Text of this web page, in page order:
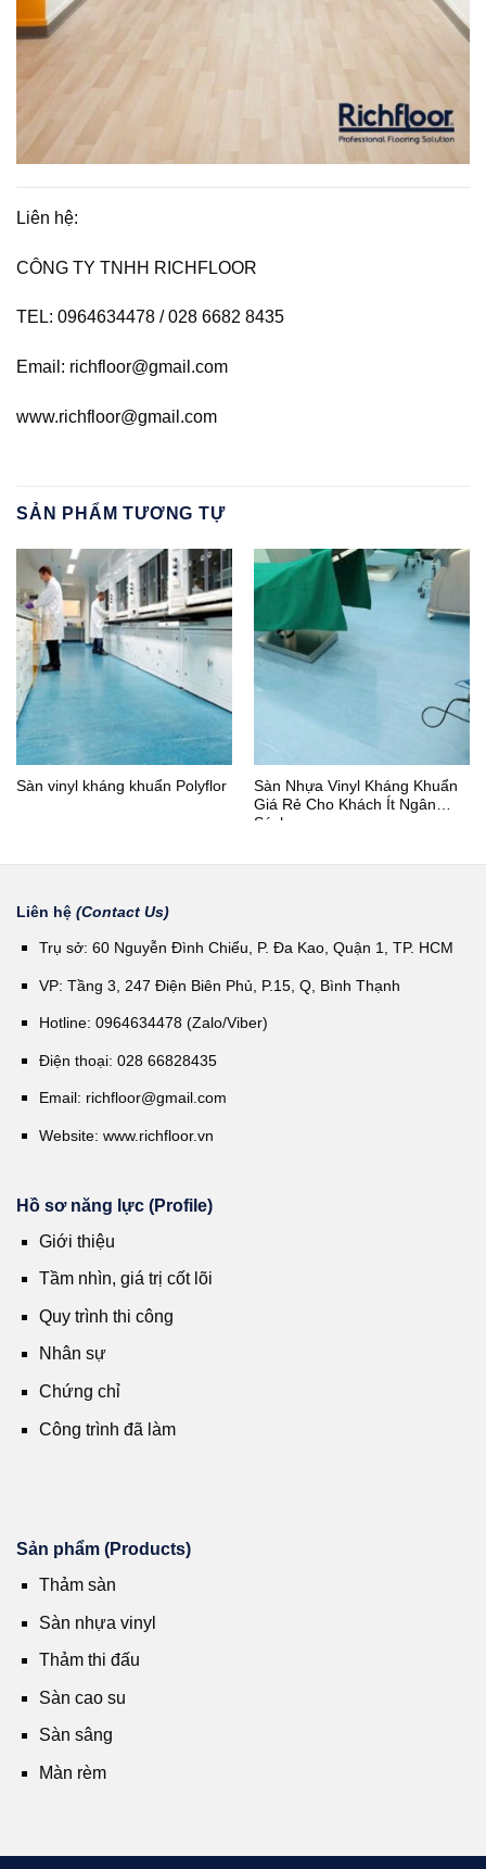
Liên hệ:
CÔNG TY TNHH RICHFLOOR
TEL: 0964634478 / 028 6682 8435
Email: richfloor@gmail.com
www.richfloor@gmail.com
SẢN PHẨM TƯƠNG TỰ
Sàn vinyl kháng khuẩn Polyflor
Sàn Nhựa Vinyl Kháng Khuẩn
Giá Rẻ Cho Khách Ít Ngân
Sách
Liên hệ (Contact Us)
Trụ sở: 60 Nguyễn Đình Chiểu, P. Đa Kao, Quận 1, TP. HCM
VP: Tầng 3, 247 Điện Biên Phủ, P.15, Q, Bình Thạnh
Hotline: 0964634478 (Zalo/Viber)
Điện thoại: 028 66828435
Email: richfloor@gmail.com
Website: www.richfloor.vn
Hồ sơ năng lực (Profile)
Giới thiệu
Tầm nhìn, giá trị cốt lõi
Quy trình thi công
Nhân sự
Chứng chỉ
Công trình đã làm
Sản phẩm (Products)
Thảm sàn
Sàn nhựa vinyl
Thảm thi đấu
Sàn cao su
Sàn sâng
Màn rèm